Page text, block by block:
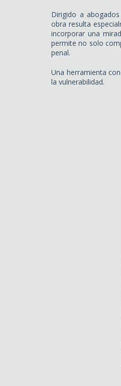
Dirigido a
obra resulta
incorporar una
permite no solo
penal.
Una herramienta
la vulnerabilidad.